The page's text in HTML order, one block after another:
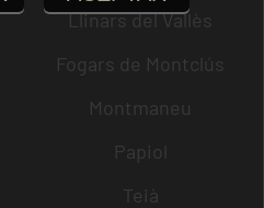
Llinars del Vallès
Fogars de Montclús
Montmaneu
Papiol
Teià